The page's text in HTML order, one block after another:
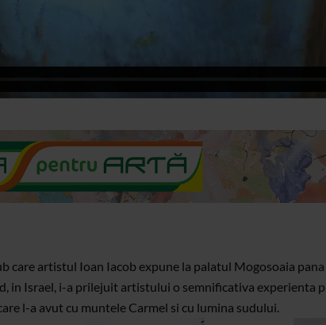
care artistul Ioan Iacob expune la palatul Mogosoaia
in Israel, i-a prilejuit artistului o semnificativa experienta
l-a avut cu muntele Carmel si cu lumina sudului.